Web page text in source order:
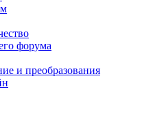
форума
и преобразования